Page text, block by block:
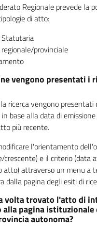
Regionale prevede la
di atto:
Statutaria
regionale/provinciale
vengono presentati i
ricerca vengono presentati
base alla data di
più recente.
l'orientamento
crescente) e il criterio (data
attraverso un menu a
dalla pagina degli esiti di
volta trovato l'atto di
pagina istituzionale
autonoma?